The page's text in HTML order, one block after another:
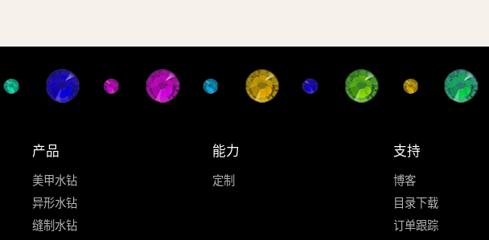
产品
美甲水钻
异形水钻
缝制水钻
能力
定制
支持
博客
目录下载
订单跟踪